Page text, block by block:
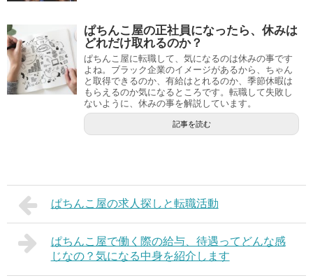
ぱちんこ屋の正社員になったら、休みは
どれだけ取れるのか？
ぱちんこ屋に転職して、気になるのは休みの事です
よね。ブラック企業のイメージがあるから、ちゃん
と取得できるのか、有給はとれるのか、季節休暇は
もらえるのか気になるところです。転職して失敗し
ないように、休みの事を解説しています。
記事を読む
ぱちんこ屋の求人探しと転職活動
ぱちんこ屋で働く際の給与、待遇ってどんな感
じなの？気になる中身を紹介します